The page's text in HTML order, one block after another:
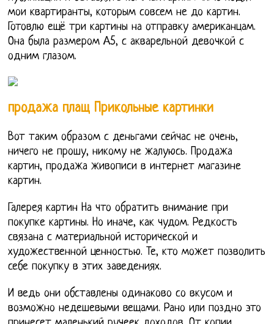
мои квартиранты, которым совсем не до картин.
Готовлю ещё три картины на отправку американцам.
Она была размером А5, с акварельной девочкой с
одним глазом.
продажа плащ Прикольные картинки
Вот таким образом с деньгами сейчас не очень,
ничего не прошу, никому не жалуюсь. Продажа
картин, продажа живописи в интернет магазине
картин.
Галерея картин На что обратить внимание при
покупке картины. Но иначе, как чудом. Редкость
связана с материальной исторической и
художественной ценностью. Те, кто может позволить
себе покупку в этих заведениях.
И ведь они обставлены одинаково со вкусом и
возможно недешевыми вещами. Рано или поздно это